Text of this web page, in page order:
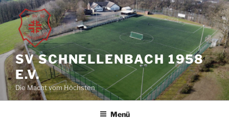
SV SCHNELLENBACH 1958
E.V.
Die Macht vom Höchsten
Menü